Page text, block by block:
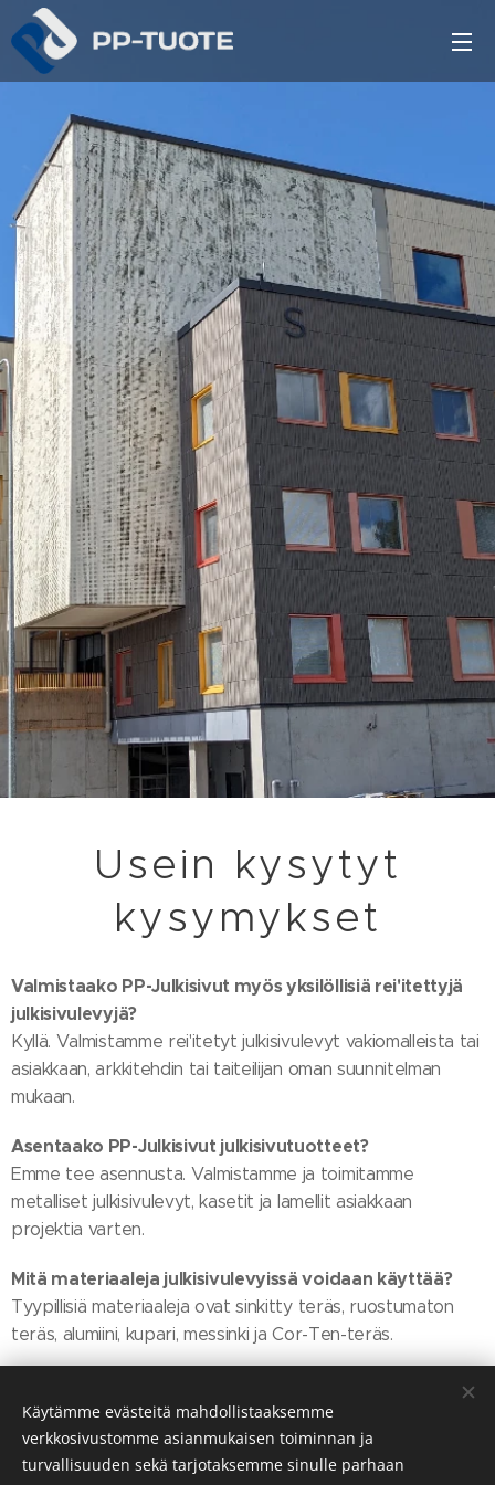
Usein kysytyt
kysymykset
Valmistaako PP-Julkisivut myös yksilöllisiä rei'itettyjä
julkisivulevyjä?
Kyllä. Valmistamme rei'itetyt julkisivulevyt vakiomalleista tai
asiakkaan, arkkitehdin tai taiteilijan oman suunnitelman
mukaan.
Asentaako PP-Julkisivut julkisivutuotteet?
Emme tee asennusta. Valmistamme ja toimitamme
metalliset julkisivulevyt, kasetit ja lamellit asiakkaan
projektia varten.
Mitä materiaaleja julkisivulevyissä voidaan käyttää?
Tyypillisiä materiaaleja ovat sinkitty teräs, ruostumaton
teräs, alumiini, kupari, messinki ja Cor-Ten-teräs.
Kyllä. Rei'itys, laserleikkaus tai perforointi voidaan
toteuttaa asiakkaan kuvan, taiteilijan teoksen tai
arkkitehdin suunnitelman perusteella.
Käytämme evästeitä mahdollistaaksemme
verkkosivustomme asianmukaisen toiminnan ja
turvallisuuden sekä tarjotaksemme sinulle parhaan